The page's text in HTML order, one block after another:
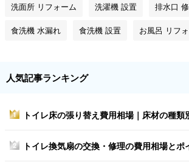
洗面所 リフォーム 洗濯機 設置 排水口
食洗機 水漏れ 食洗機 設置 お風呂 リフ
人気記事ランキング
1 トイレ床の張り替え費用相場｜床材の種類
2 トイレ換気扇の交換・修理の費用相場とポ